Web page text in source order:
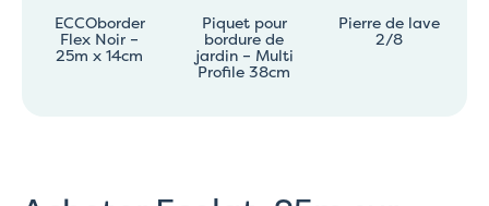
ECCOborder
Flex Noir –
25m x 14cm
Piquet pour
bordure de
jardin – Multi
Profile 38cm
Pierre de lave
2/8